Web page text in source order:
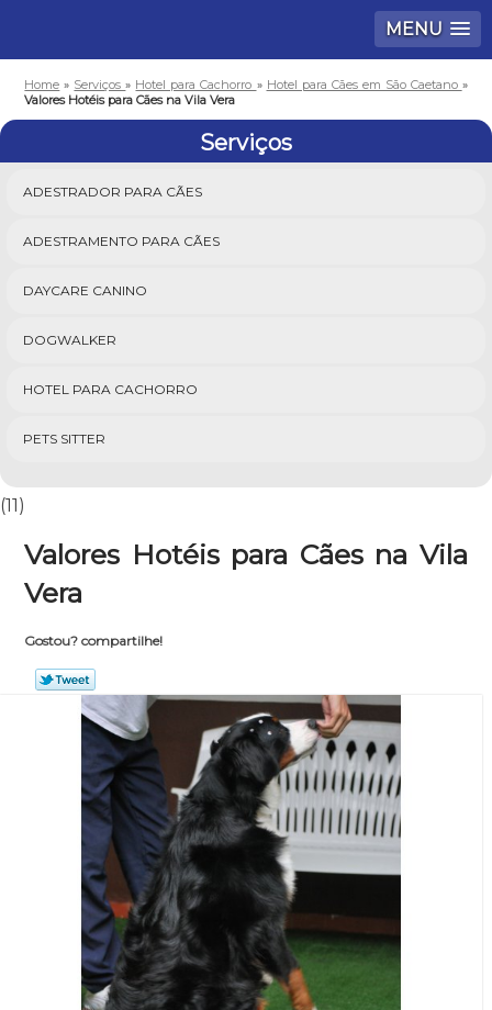
MENU
Home » Serviços» Hotel para Cachorro » Hotel para Cães em São Caetano »
Valores Hotéis para Cães na Vila Vera
Serviços
ADESTRADOR PARA CÃES
ADESTRAMENTO PARA CÃES
DAYCARE CANINO
DOGWALKER
HOTEL PARA CACHORRO
PETS SITTER
(11)
Valores Hotéis para Cães na Vila
Vera
Gostou? compartilhe!